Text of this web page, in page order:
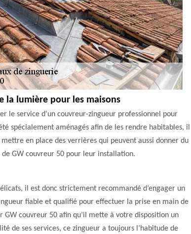
la lumière pour les maisons
le service d'un couvreur-zingueur professionnel pour
spécialement aménagés afin de les rendre habitables, il
en place des verrières qui peuvent aussi donner du
GW couvreur 50 pour leur installation.
il est donc strictement recommandé d’engager un
fiable et qualifié pour effectuer la prise en main de
GW couvreur 50 afin qu’il mette à votre disposition un
de ses services, ce zingueur a toujours l’habitude de